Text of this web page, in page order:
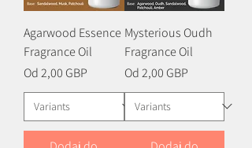
Agarwood Essence
Fragrance Oil
Od2,00 GBP
Cena rabatowa
Mysterious Oudh
Fragrance Oil
Od2,00 GBP
Cena rabatowa